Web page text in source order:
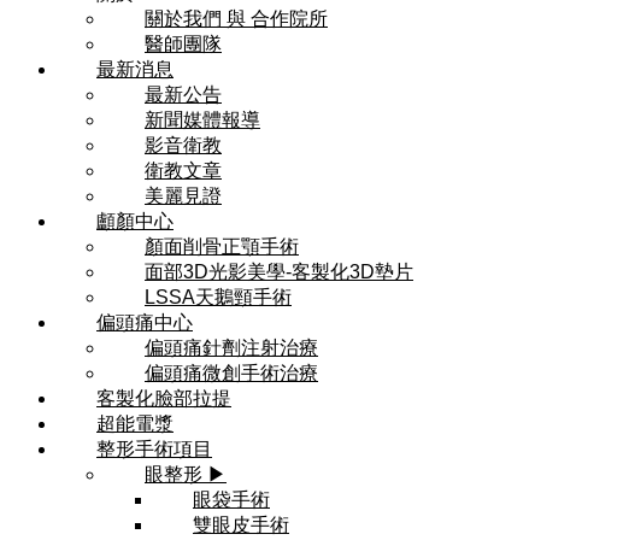
關於我們 與 合作院所
醫師團隊
最新消息
最新公告
新聞媒體報導
影音衛教
衛教文章
美麗見證
顱顏中心
顏面削骨正顎手術
面部3D光影美學-客製化3D墊片
LSSA天鵝頸手術
偏頭痛中心
偏頭痛針劑注射治療
偏頭痛微創手術治療
客製化臉部拉提
超能電漿
整形手術項目
眼整形 ▶
眼袋手術
雙眼皮手術